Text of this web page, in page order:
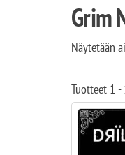
Grim
Näytetään
Tuotteet 1 -